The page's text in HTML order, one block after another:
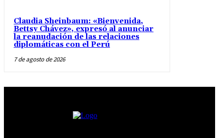
Claudia Sheinbaum: «Bienvenida,
Bettsy Chávez», expresó al anunciar
la reanudación de las relaciones
diplomáticas con el Perú
7 de agosto de 2026